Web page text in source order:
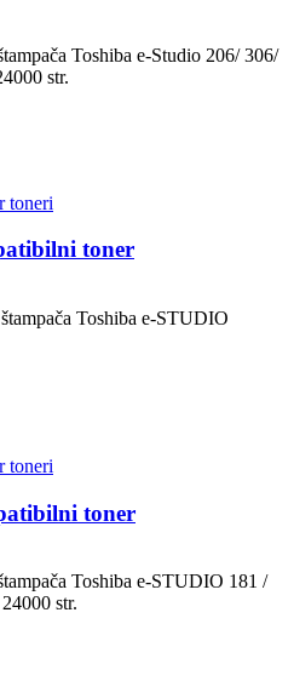
Toshiba e-Studio 206/ 306/
str.
toneri
toner
Toshiba e-STUDIO
toneri
toner
Toshiba e-STUDIO 181 /
str.